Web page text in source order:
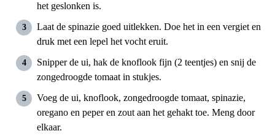
het geslonken is.
Laat de spinazie goed uitlekken. Doe het in een vergiet en
druk met een lepel het vocht eruit.
Snipper de ui, hak de knoflook fijn (2 teentjes) en snij de
zongedroogde tomaat in stukjes.
Voeg de ui, knoflook, zongedroogde tomaat, spinazie,
oregano en peper en zout aan het gehakt toe. Meng door
elkaar.